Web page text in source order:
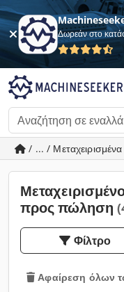
Δωρεάν στο
/ ... /
προς πώληση
Φίλτρο
Αφαίρεση όλων